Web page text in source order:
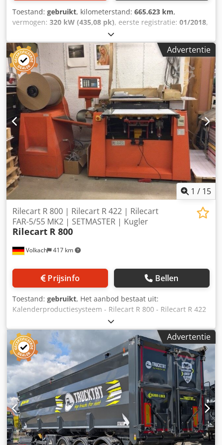
Toestand: gebruikt, kilometerstand: 665.623 km,
vermogen: 320 kW (435,08 pk), eerste registratie: 01/2018,
, aantal zitplaatsen:
overbrenging:automatisch, volgende keuring (TÜV):
08/2026, emissieklasse: Euro 6 , kleur: wit
, remmen:
retarder , Bouwjaar: 2018, Uitrusting:
ABS, airconditioning,
badkamer, ingebouwde keuken, navigatiesysteem,
standkachel
Advertentie
1 / 15
Volkach 417 km
Rilecart R 800 | Rilecart R 422 | Rilecart
FAR-5/55 MK2 | SETMASTER | Kugler
Rilecart R 800
Prijsinfo Bellen
Toestand: gebruikt, Het aanbod bestaat uit:
Kalenderproductiesysteem - Rilecart R 800 - Rilecart R 422
- Rilecart FAR-5/55 MK2 - SETMASTER - Kugler
Allomvattend pakket Wij regelen alles: van veilige
verpakking en transport tot douaneafhandeling. Op
verzoek stellen wij ook een maatwerkleasevoorstel voor u
op. Duurzaam en economisch Dcodjzru Scepfx Ak Ask Kies
voor een gebruikte machine en profiteer dubbel: u draagt
bij aan een beter milieu en bespaart tegelijkertijd op uw
budget. Ondanks eventuele gebruikssporen ontvangt u
een kwaliteitsproduct tegen een aantrekkelijke prijs.
Advertentie